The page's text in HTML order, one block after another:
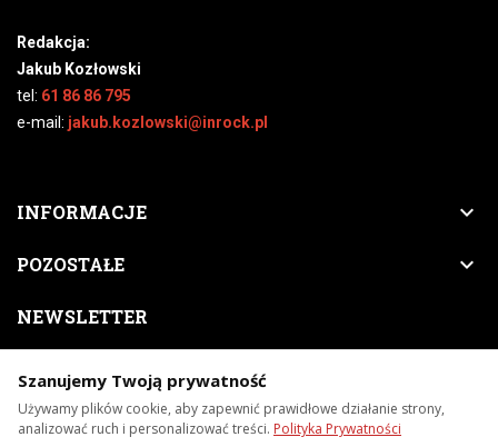
Redakcja:
Jakub Kozłowski
tel: 61 86 86 795
e-mail: jakub.kozlowski@inrock.pl
INFORMACJE 
POZOSTAŁE 
NEWSLETTER
nowości, zapowiedzi, promocji, itp.
Subskrybuj
Szanujemy Twoją prywatność
Używamy plików cookie, aby zapewnić prawidłowe działanie strony,
analizować ruch i personalizować treści. Polityka Prywatności